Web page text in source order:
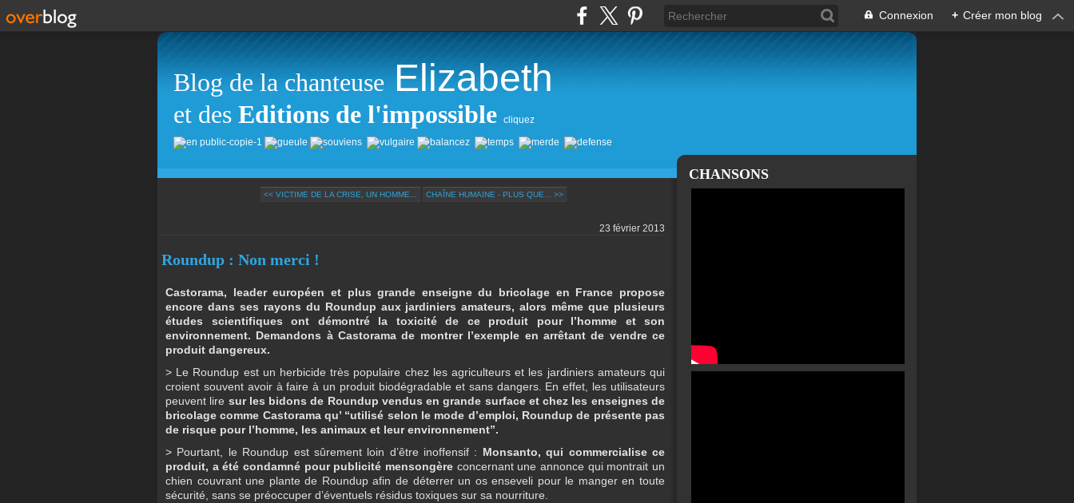
Connexion + Créer mon blog
Blog de la chanteuse Elizabeth
et des Editions de l'impossible cliquez
<< VICTIME DE LA CRISE, UN HOMME... CHAÎNE HUMAINE - PLUS QUE... >>
23 février 2013
Roundup : Non merci !
Castorama, leader européen et plus grande enseigne du bricolage en France propose
encore dans ses rayons du Roundup aux jardiniers amateurs, alors même que plusieurs
études scientifiques ont démontré la toxicité de ce produit pour l’homme et son
environnement. Demandons à Castorama de montrer l’exemple en arrêtant de vendre ce
produit dangereux.
> Le Roundup est un herbicide très populaire chez les agriculteurs et les jardiniers amateurs qui
croient souvent avoir à faire à un produit biodégradable et sans dangers. En effet, les utilisateurs
peuvent lire sur les bidons de Roundup vendus en grande surface et chez les enseignes de
bricolage comme Castorama qu’ “utilisé selon le mode d’emploi, Roundup de présente pas
de risque pour l’homme, les animaux et leur environnement”.
> Pourtant, le Roundup est sûrement loin d’être inoffensif : Monsanto, qui commercialise ce
produit, a été condamné pour publicité mensongère concernant une annonce qui montrait un
chien couvrant une plante de Roundup afin de déterrer un os enseveli pour le manger en toute
sécurité, sans se préoccuper d’éventuels résidus toxiques sur sa nourriture.
CHANSONS